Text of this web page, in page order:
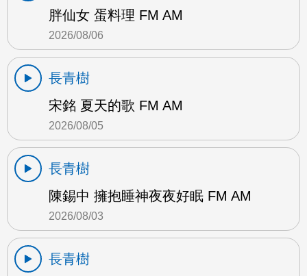
胖仙女 蛋料理 FM AM
2026/08/06
長青樹
宋銘 夏天的歌 FM AM
2026/08/05
長青樹
陳錫中 擁抱睡神夜夜好眠 FM AM
2026/08/03
長青樹